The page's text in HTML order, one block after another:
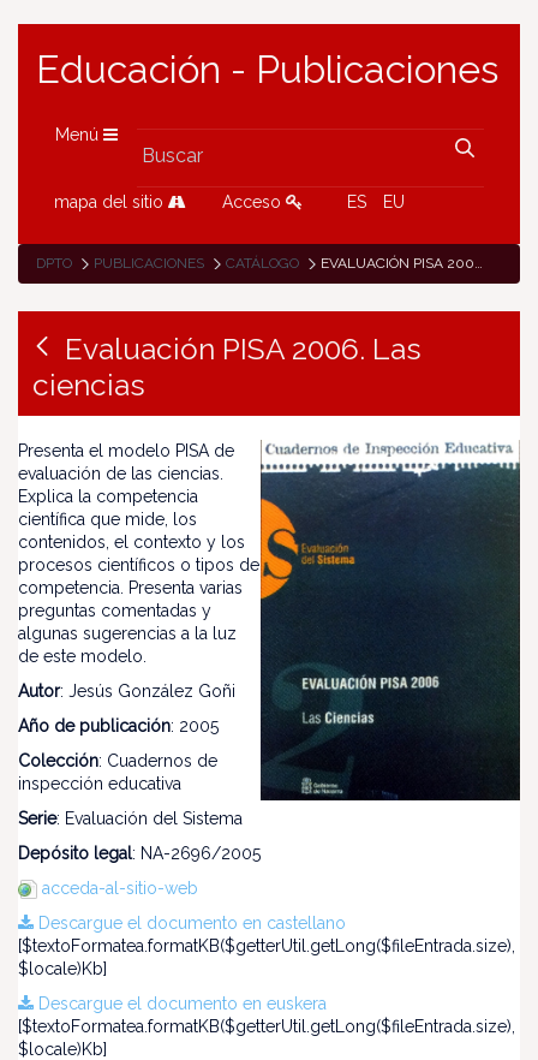
Educación - Publicaciones
Menú
mapa del sitio Acceso ES EU
DPTO PUBLICACIONES CATÁLOGO EVALUACIÓN PISA 2006. LAS CIENCIAS
Evaluación PISA 2006. Las
ciencias
Presenta el modelo PISA de
evaluación de las ciencias.
Explica la competencia
científica que mide, los
contenidos, el contexto y los
procesos científicos o tipos de
competencia. Presenta varias
preguntas comentadas y
algunas sugerencias a la luz
de este modelo.
Autor: Jesús González Goñi
Año de publicación: 2005
Colección: Cuadernos de
inspección educativa
Serie: Evaluación del Sistema
Depósito legal: NA-2696/2005
acceda-al-sitio-web
Descargue el documento en castellano
[$textoFormatea.formatKB($getterUtil.getLong($fileEntrada.size),
$locale)Kb]
Descargue el documento en euskera
[$textoFormatea.formatKB($getterUtil.getLong($fileEntrada.size),
$locale)Kb]